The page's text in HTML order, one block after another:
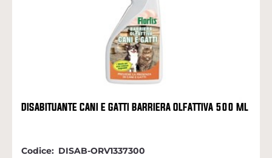
DISABITUANTE CANI E GATTI BARRIERA OLFATTIVA 500 ML
Codice: DISAB-ORV1337300